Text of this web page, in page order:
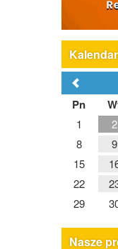
Pn
1 2
8
9
15
22
29
Nasze